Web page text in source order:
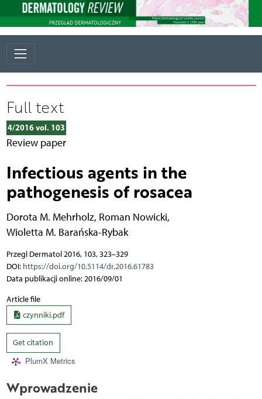
Full text
4/2016 vol. 103
Review paper
Infectious agents in the
pathogenesis of rosacea
Dorota M. Mehrholz, Roman Nowicki,
Wioletta M. Barańska-Rybak
Przegl Dermatol 2016, 103, 323–329
DOI: https://doi.org/10.5114/dr.2016.61783
Data publikacji online: 2016/09/01
Article file
czynniki.pdf
Get citation
PlumX Metrics
Wprowadzenie